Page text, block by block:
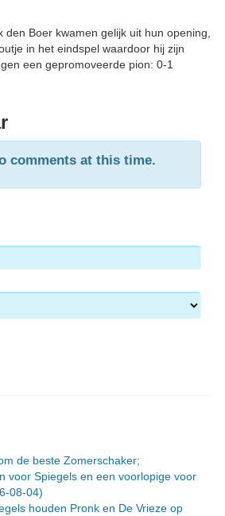
den Boer kwamen gelijk uit hun opening,
in het eindspel waardoor hij zijn
een gepromoveerde pion: 0-1
comments at this time.
de beste Zomerschaker;
voor Spiegels en een voorlopige voor
08-04)
houden Pronk en De Vrieze op